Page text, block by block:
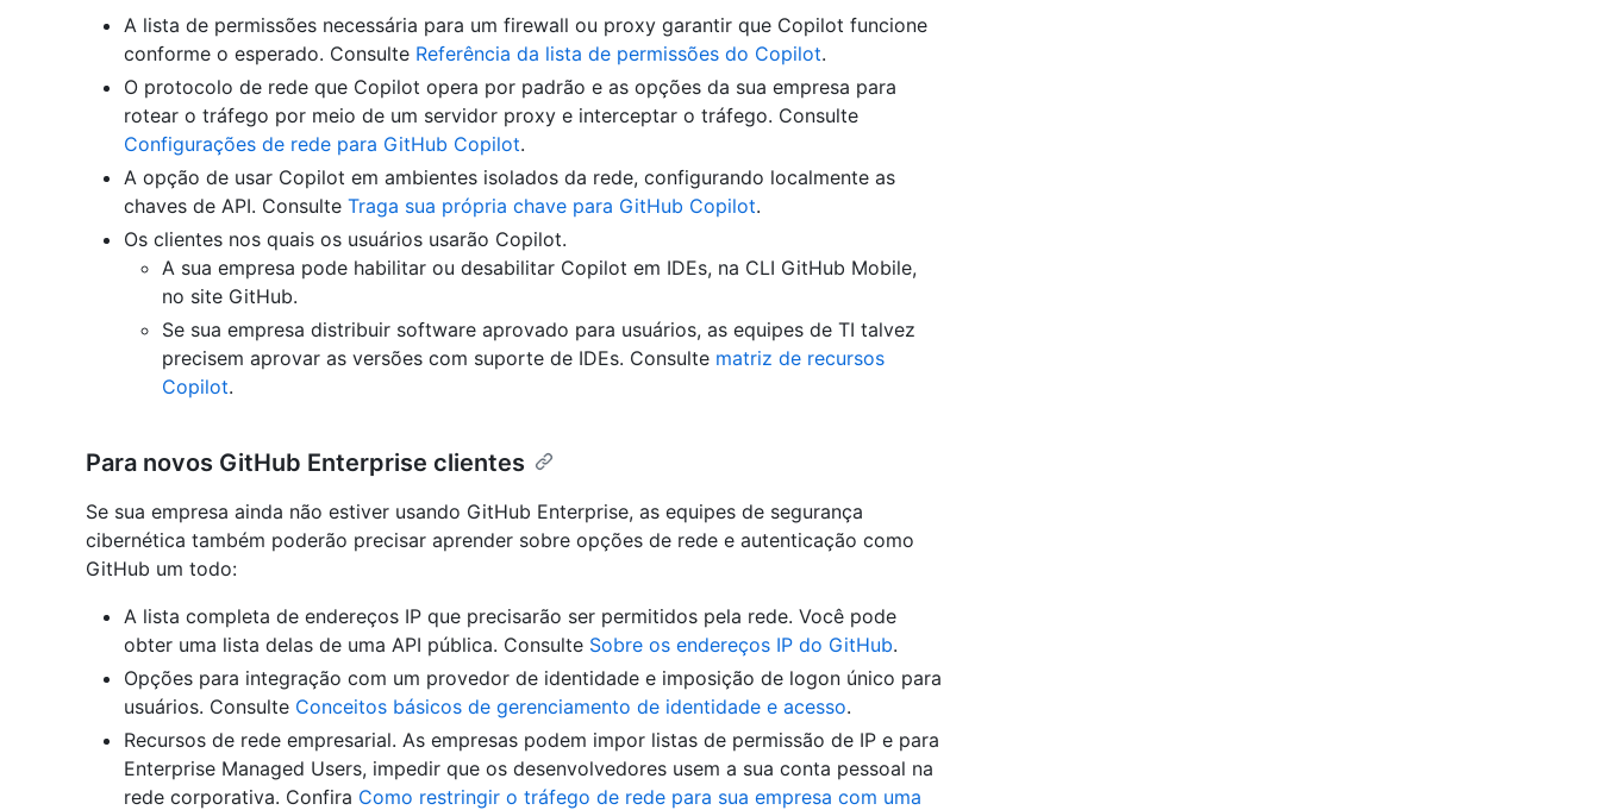
A lista de permissões necessária para um firewall ou proxy garantir que Copilot funcione
conforme o esperado. Consulte Referência da lista de permissões do Copilot.
O protocolo de rede que Copilot opera por padrão e as opções da sua empresa para
rotear o tráfego por meio de um servidor proxy e interceptar o tráfego. Consulte
Configurações de rede para GitHub Copilot.
A opção de usar Copilot em ambientes isolados da rede, configurando localmente as
chaves de API. Consulte Traga sua própria chave para GitHub Copilot.
Os clientes nos quais os usuários usarão Copilot.
A sua empresa pode habilitar ou desabilitar Copilot em IDEs, na CLI GitHub Mobile,
no site GitHub.
Se sua empresa distribuir software aprovado para usuários, as equipes de TI talvez
precisem aprovar as versões com suporte de IDEs. Consulte matriz de recursos
Copilot.
Para novos GitHub Enterprise clientes
Se sua empresa ainda não estiver usando GitHub Enterprise, as equipes de segurança
cibernética também poderão precisar aprender sobre opções de rede e autenticação como
GitHub um todo:
A lista completa de endereços IP que precisarão ser permitidos pela rede. Você pode
obter uma lista delas de uma API pública. Consulte Sobre os endereços IP do GitHub.
Opções para integração com um provedor de identidade e imposição de logon único para
usuários. Consulte Conceitos básicos de gerenciamento de identidade e acesso.
Recursos de rede empresarial. As empresas podem impor listas de permissão de IP e para
Enterprise Managed Users, impedir que os desenvolvedores usem a sua conta pessoal na
rede corporativa. Confira Como restringir o tráfego de rede para sua empresa com uma